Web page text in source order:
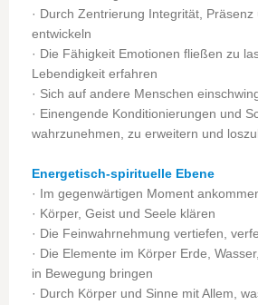
· Durch Zentrierung Integrität, Präsenz
entwickeln
· Die Fähigkeit Emotionen fließen zu
Lebendigkeit erfahren
· Sich auf andere Menschen
· Einengende Konditionierungen und
wahrzunehmen, zu erweitern und
Energetisch-spirituelle Ebene
· Im gegenwärtigen Moment
· Körper, Geist und Seele klären
· Die Feinwahrnehmung vertiefen,
· Die Elemente im Körper Erde,
in Bewegung bringen
· Durch Körper und Sinne mit Allem,